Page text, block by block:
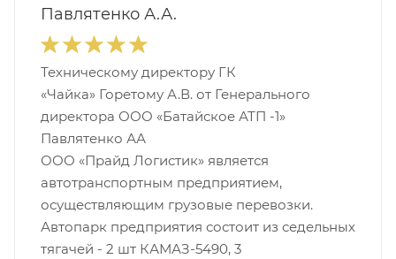
Павлятенко А.А.
Техническому директору ГК
«Чайка» Горетому А.В. от Генерального
директора ООО «Батайское АТП -1»
Павлятенко АА
ООО «Прайд Логистик» является
автотранспортным предприятием,
осуществляющим грузовые перевозки.
Автопарк предприятия состоит из седельных
тягачей - 2 шт КАМАЗ-5490, 3